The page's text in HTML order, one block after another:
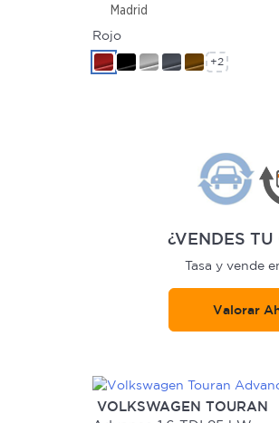
Madrid
Rojo
+2
¿VENDES TU
Tasa y vende
Valorar
VOLKSWAGEN TOURAN